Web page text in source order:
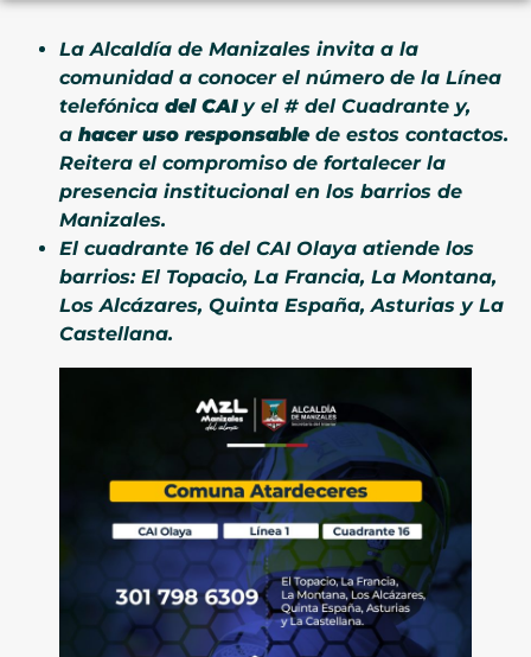
La Alcaldía de Manizales invita a la
comunidad a conocer el número de la Línea
telefónica del CAI y el # del Cuadrante y,
a hacer uso responsablede estos contactos.
Reitera el compromiso de fortalecer la
presencia institucional en los barrios de
Manizales.
El cuadrante 16 del CAI Olaya atiende los
barrios: El Topacio, La Francia, La Montana,
Los Alcázares, Quinta España, Asturias y La
Castellana.